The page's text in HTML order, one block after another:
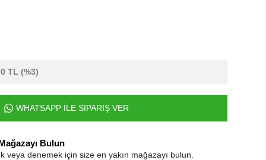
TL (%3)
WHATSAPP İLE SİPARİŞ VER
Bulun
veya denemek için size en yakın mağazayı bulun.